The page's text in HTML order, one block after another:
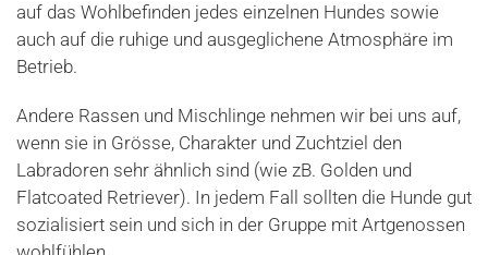
auf das Wohlbefinden jedes einzelnen Hundes sowie
auch auf die ruhige und ausgeglichene Atmosphäre im
Betrieb.
Andere Rassen und Mischlinge nehmen wir bei uns auf,
wenn sie in Grösse, Charakter und Zuchtziel den
Labradoren sehr ähnlich sind (wie zB. Golden und
Flatcoated Retriever). In jedem Fall sollten die Hunde gut
sozialisiert sein und sich in der Gruppe mit Artgenossen